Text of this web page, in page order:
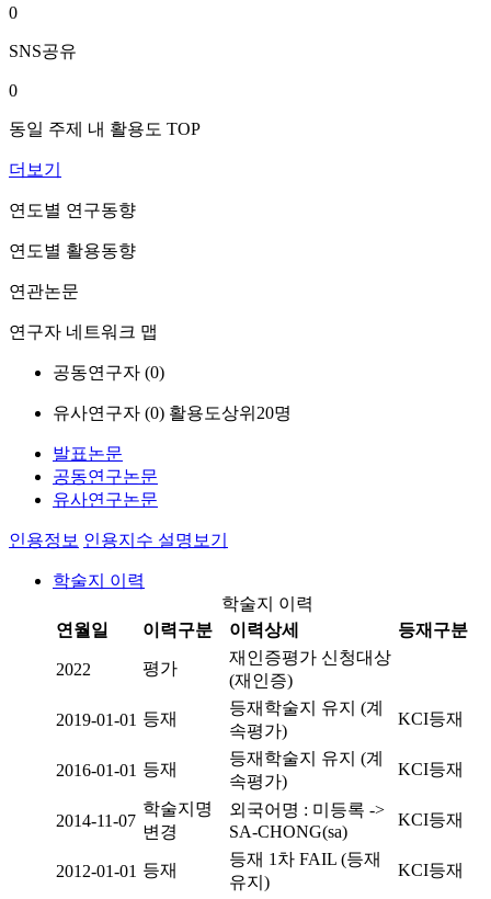
0
SNS공유
0
동일 주제 내 활용도 TOP
더보기
연도별 연구동향
연도별 활용동향
연관논문
연구자 네트워크 맵
공동연구자 (0)
유사연구자 (0) 활용도상위20명
발표논문
공동연구논문
유사연구논문
인용정보 인용지수 설명보기
학술지 이력
학술지 이력
연월일
이력구분 이력상세 등재구분
2022 평가
재인증평가 신청대상
(재인증)
2019-01-01 등재
등재학술지 유지 (계
속평가)
KCI등재
2016-01-01 등재
등재학술지 유지 (계
속평가)
KCI등재
2014-11-07
학술지명
변경
외국어명 : 미등록 ->
SA-CHONG(sa)
KCI등재
2012-01-01 등재
등재 1차 FAIL (등재
유지)
KCI등재